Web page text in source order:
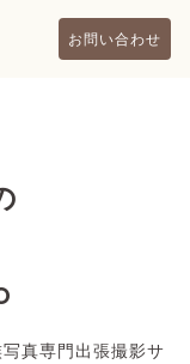
お問い合わせ
真専門出張撮影サ